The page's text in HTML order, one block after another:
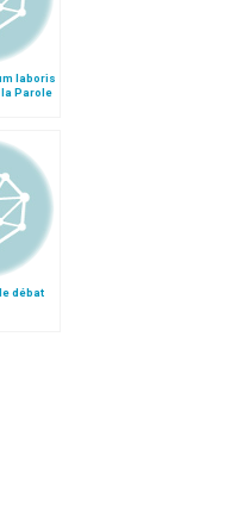
laboris
la Parole
débat